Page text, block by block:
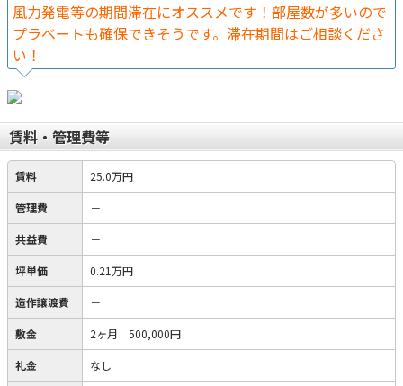
風力発電等の期間滞在にオススメです！部屋数が多いので
プラベートも確保できそうです。滞在期間はご相談くださ
い！
賃料・管理費等
賃料 25.0万円
管理費 －
共益費 －
坪単価 0.21万円
造作譲渡費 －
敷金 2ヶ月 500,000円
礼金 なし